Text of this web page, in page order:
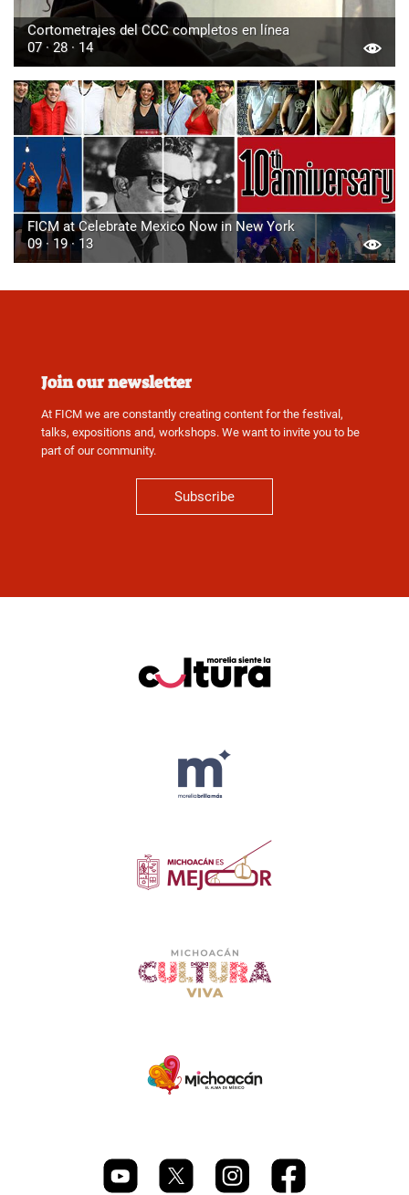
Cortometrajes del CCC completos en línea
07 · 28 · 14
FICM at Celebrate Mexico Now in New York
09 · 19 · 13
Join our newsletter
At FICM we are constantly creating content for the festival,
talks, expositions and, workshops. We want to invite you to be
part of our community.
Subscribe